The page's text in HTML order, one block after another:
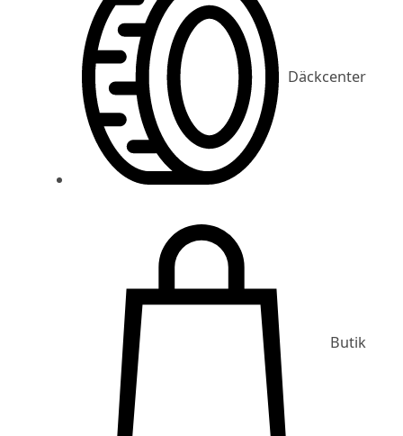
Däckcenter
Butik